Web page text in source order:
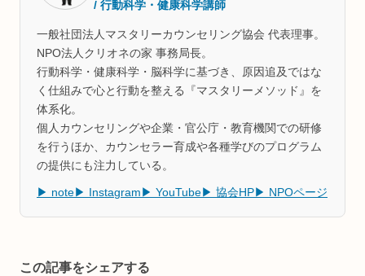
/ 行動科学・健康科学講師
一般社団法人マスタリーカウンセリング協会 代表理事。
NPO法人クリオネの家 事務局長。
行動科学・健康科学・脳科学に基づき、原因追及ではな
く仕組みで心と行動を整える『マスタリーメソッド』を
体系化。
個人カウンセリングや企業・官公庁・教育機関での研修
を行うほか、カウンセラー育成や各種学びのプログラム
の提供にも注力している。
▶ note ▶ Instagram ▶ YouTube ▶ 協会HP ▶ NPOページ
この記事をシェアする